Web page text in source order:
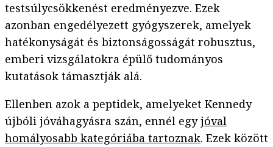
testsúlycsökkenést eredményezve. Ezek
azonban engedélyezett gyógyszerek, amelyek
hatékonyságát és biztonságosságát robusztus,
emberi vizsgálatokra épülő tudományos
kutatások támasztják alá.
Ellenben azok a peptidek, amelyeket Kennedy
újbóli jóváhagyásra szán, ennél egyjóval
homályosabb kategóriába tartoznak. Ezek között